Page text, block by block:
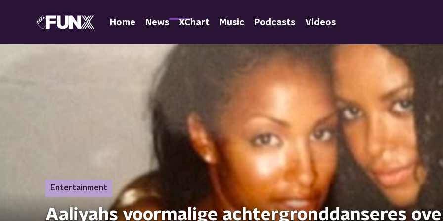
Home News XChart Music Podcasts Videos
Entertainment
Aaliyahs voormalige achtergronddanseres